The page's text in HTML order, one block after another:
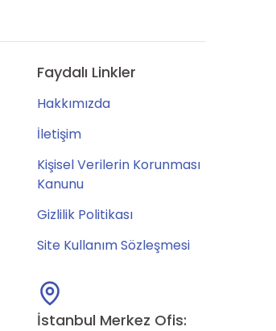
Faydalı Linkler
Hakkımızda
İletişim
Kişisel Verilerin Korunması
Kanunu
Gizlilik Politikası
Site Kullanım Sözleşmesi
İstanbul Merkez Ofis: